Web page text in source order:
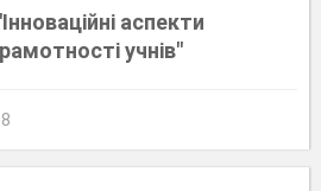
аспекти
учнів"